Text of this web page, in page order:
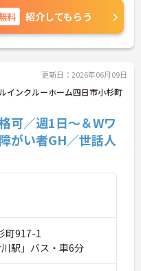
ョンです。
スタッフの身
与されるこ
年間休日114
保ちながら定
盤石に整って
われるマネジ
ャーへのキ
の環境で専門
方にお勧めで
ため、各ホ
にも携わる
来のエリアマ
に直結しま
料 紹介してもらう
更新日：2026年06月09日
インクルーホーム四日市小杉町
可／週1日～＆Wワ
がい者GH／世話人
町917-1
駅」バス・車6分